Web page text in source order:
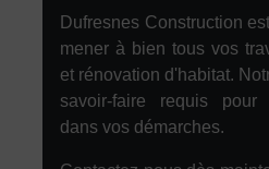
Dufresnes Construction
mener à bien tous vos
et rénovation d'habitat.
savoir-faire requis pour
dans vos démarches.